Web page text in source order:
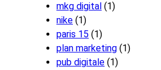
mkg digital (1)
nike (1)
paris 15 (1)
plan marketing (1)
pub digitale (1)